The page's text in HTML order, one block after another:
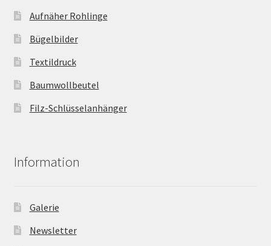
Aufnäher Rohlinge
Bügelbilder
Textildruck
Baumwollbeutel
Filz-Schlüsselanhänger
Information
Galerie
Newsletter